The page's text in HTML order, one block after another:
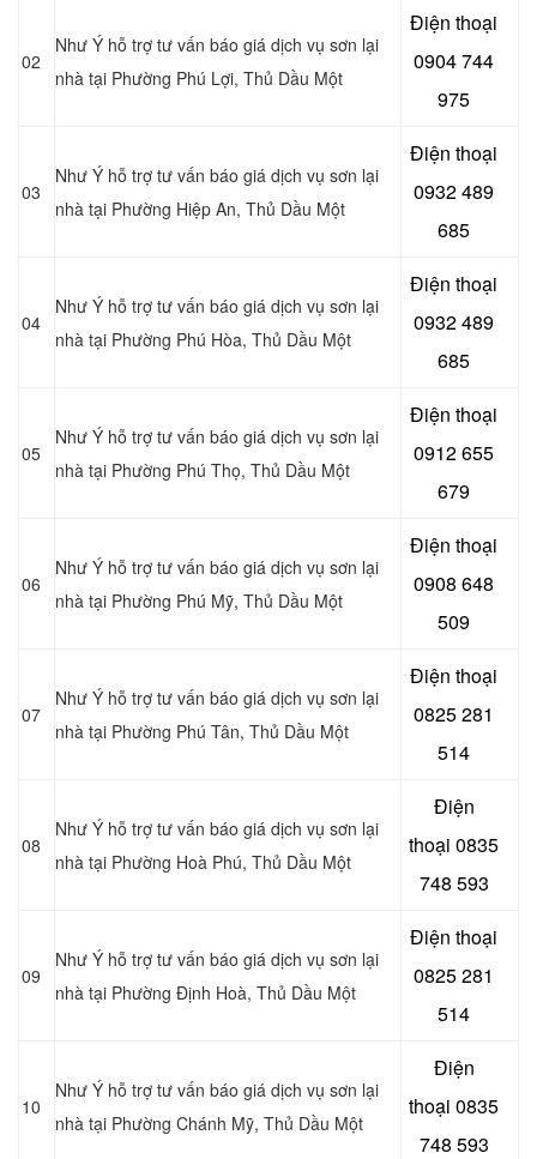
02
Như Ý hỗ trợ tư vấn báo giá dịch vụ sơn lại
nhà tại Phường Phú Lợi, Thủ Dầu Một
Điện thoại
0904 744
975
03
Như Ý hỗ trợ tư vấn báo giá dịch vụ sơn lại
nhà tại Phường Hiệp An, Thủ Dầu Một
Điện thoại
0932 489
685
04
Như Ý hỗ trợ tư vấn báo giá dịch vụ sơn lại
nhà tại Phường Phú Hòa, Thủ Dầu Một
Điện thoại
0932 489
685
05
Như Ý hỗ trợ tư vấn báo giá dịch vụ sơn lại
nhà tại Phường Phú Thọ, Thủ Dầu Một
Điện thoại
0912 655
679
06
Như Ý hỗ trợ tư vấn báo giá dịch vụ sơn lại
nhà tại Phường Phú Mỹ, Thủ Dầu Một
Điện thoại
0908 648
509
07
Như Ý hỗ trợ tư vấn báo giá dịch vụ sơn lại
nhà tại Phường Phú Tân, Thủ Dầu Một
Điện thoại
0825 281
514
08
Như Ý hỗ trợ tư vấn báo giá dịch vụ sơn lại
nhà tại Phường Hoà Phú, Thủ Dầu Một
Điện
thoại 0835
748 593
09
Như Ý hỗ trợ tư vấn báo giá dịch vụ sơn lại
nhà tại Phường Định Hoà, Thủ Dầu Một
Điện thoại
0825 281
514
10
Như Ý hỗ trợ tư vấn báo giá dịch vụ sơn lại
nhà tại Phường Chánh Mỹ, Thủ Dầu Một
Điện
thoại 0835
748 593